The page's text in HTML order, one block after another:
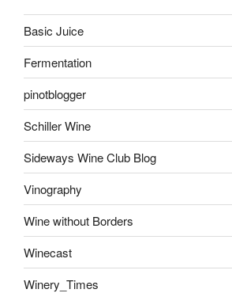
Basic Juice
Fermentation
pinotblogger
Schiller Wine
Sideways Wine Club Blog
Vinography
Wine without Borders
Winecast
Winery_Times